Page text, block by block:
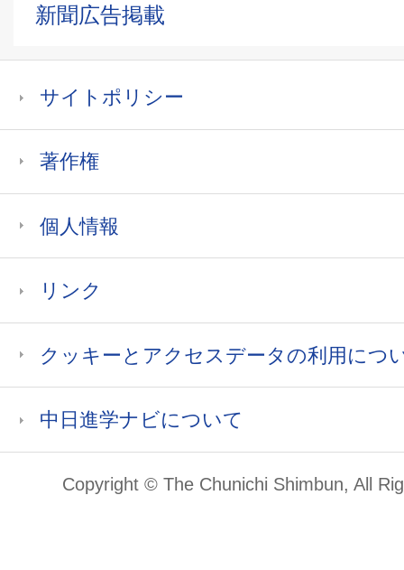
新聞広告掲載
サイトポリシー
著作権
個人情報
リンク
クッキーとアクセスデータの利用につ
中日進学ナビについて
Copyright © The Chunichi Shimbun, All